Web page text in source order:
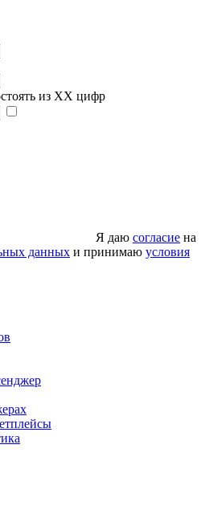
из XX цифр
Я даю согласие на
данных и принимаю условия